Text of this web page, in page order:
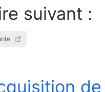
suivant :